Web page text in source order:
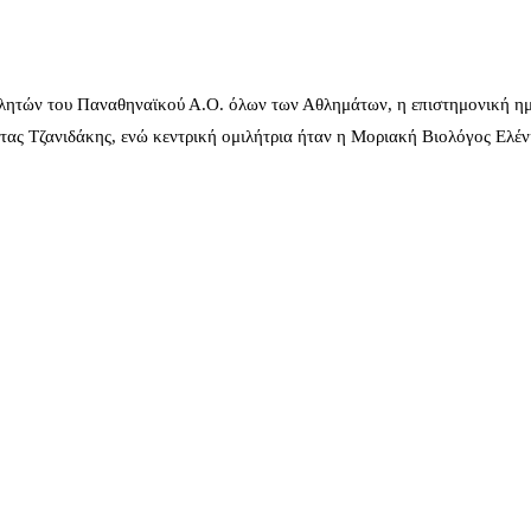
του Παναθηναϊκού Α.Ο. όλων των Αθλημάτων, η επιστημονική
Τζανιδάκης, ενώ κεντρική ομιλήτρια ήταν η Μοριακή Βιολόγος